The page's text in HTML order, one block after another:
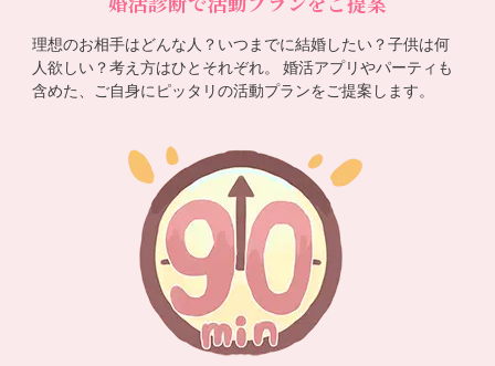
理想のお相手はどんな人？いつまでに結婚したい？子供は何
人欲しい？考え方はひとそれぞれ。 婚活アプリやパーティも
含めた、ご自身にピッタリの活動プランをご提案します。